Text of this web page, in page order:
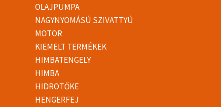
OLAJPUMPA
NAGYNYOMÁSÚ SZIVATTYÚ
MOTOR
KIEMELT TERMÉKEK
HIMBATENGELY
HIMBA
HIDROTŐKE
HENGERFEJ